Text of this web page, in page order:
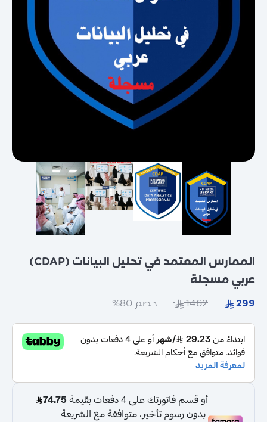
الممارس المعتمد في تحليل البيانات (CDAP)
عربي مسجلة
خصم 80%